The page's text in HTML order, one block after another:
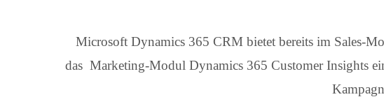
Lorem ipsum dolor sit amet:
Microsoft Dynamics 365 CRM bietet bereits im Sales-
das Marketing-Modul Dynamics 365 Customer Insights